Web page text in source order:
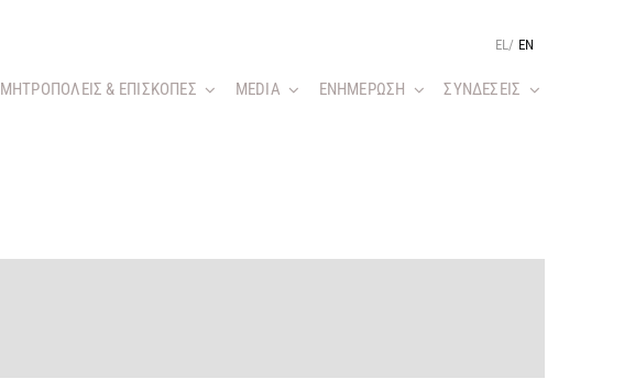
EL / EN
ΜΗΤΡΟΠΟΛΕΙΣ & ΕΠΙΣΚΟΠΕΣ MEDIA ΕΝΗΜΕΡΩΣΗ ΣΥΝΔΕΣΕΙΣ